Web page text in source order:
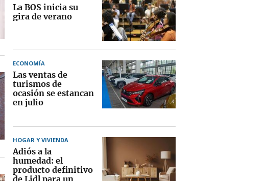
La BOS inicia su
gira de verano
ECONOMÍA
Las ventas de
turismos de
ocasión se estancan
en julio
HOGAR Y VIVIENDA
Adiós a la
humedad: el
producto definitivo
de Lidl para un